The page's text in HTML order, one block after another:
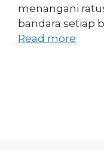
menangani
bandara setiap
Read more